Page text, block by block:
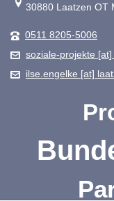
30880 Laatzen OT
0511 8205-5006
soziale-projekte
ilse.engelke [at]